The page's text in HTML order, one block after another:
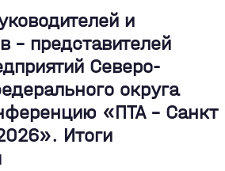
и
– представителей
Северо-
округа
«ПТА – Санкт
Итоги